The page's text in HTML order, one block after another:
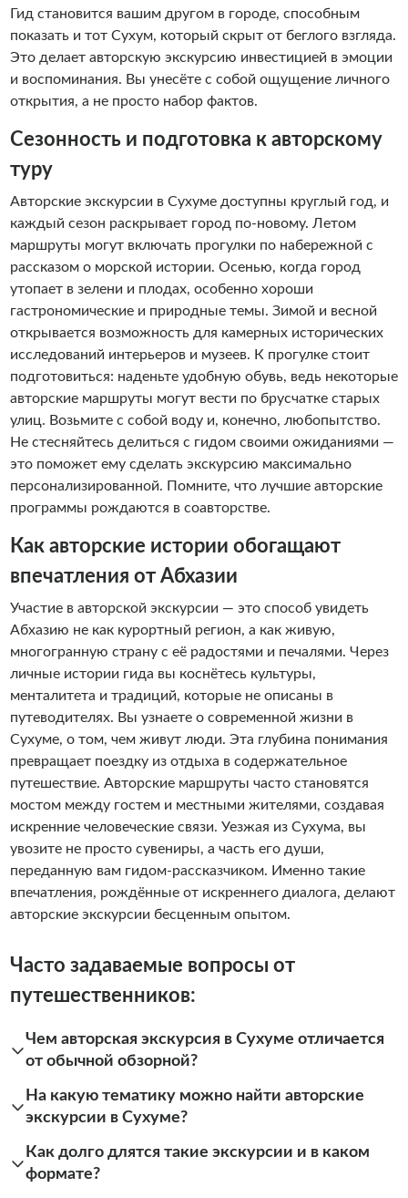
Гид становится вашим другом в городе, способным
показать и тот Сухум, который скрыт от беглого взгляда.
Это делает авторскую экскурсию инвестицией в эмоции
и воспоминания. Вы унесёте с собой ощущение личного
открытия, а не просто набор фактов.
Сезонность и подготовка к авторскому
туру
Авторские экскурсии в Сухуме доступны круглый год, и
каждый сезон раскрывает город по-новому. Летом
маршруты могут включать прогулки по набережной с
рассказом о морской истории. Осенью, когда город
утопает в зелени и плодах, особенно хороши
гастрономические и природные темы. Зимой и весной
открывается возможность для камерных исторических
исследований интерьеров и музеев. К прогулке стоит
подготовиться: наденьте удобную обувь, ведь некоторые
авторские маршруты могут вести по брусчатке старых
улиц. Возьмите с собой воду и, конечно, любопытство.
Не стесняйтесь делиться с гидом своими ожиданиями —
это поможет ему сделать экскурсию максимально
персонализированной. Помните, что лучшие авторские
программы рождаются в соавторстве.
Как авторские истории обогащают
впечатления от Абхазии
Участие в авторской экскурсии — это способ увидеть
Абхазию не как курортный регион, а как живую,
многогранную страну с её радостями и печалями. Через
личные истории гида вы коснётесь культуры,
менталитета и традиций, которые не описаны в
путеводителях. Вы узнаете о современной жизни в
Сухуме, о том, чем живут люди. Эта глубина понимания
превращает поездку из отдыха в содержательное
путешествие. Авторские маршруты часто становятся
мостом между гостем и местными жителями, создавая
искренние человеческие связи. Уезжая из Сухума, вы
увозите не просто сувениры, а часть его души,
переданную вам гидом-рассказчиком. Именно такие
впечатления, рождённые от искреннего диалога, делают
авторские экскурсии бесценным опытом.
Часто задаваемые вопросы от
путешественников:
Чем авторская экскурсия в Сухуме отличается
от обычной обзорной?
На какую тематику можно найти авторские
экскурсии в Сухуме?
Как долго длятся такие экскурсии и в каком
формате?